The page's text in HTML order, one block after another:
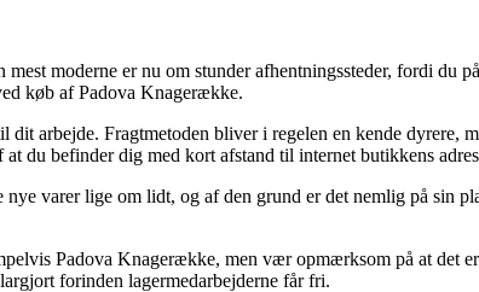
moderne er nu om stunder afhentningssteder, fordi du
køb af Padova Knagerække.
arbejde. Fragtmetoden bliver i regelen en kende dyrere,
du befinder dig med kort afstand til internet butikkens
varer lige om lidt, og af den grund er det nemlig på sin
Padova Knagerække, men vær opmærksom på at det
forinden lagermedarbejderne får fri.